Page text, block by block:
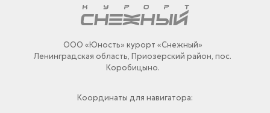
ООО «Юность» курорт «Снежный»
Ленинградская область, Приозерский район, пос.
Коробицыно.
Координаты для навигатора: